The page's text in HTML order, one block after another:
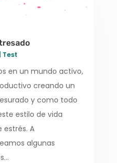
Test
en un mundo activo,
creando un
y como todo
estilo de vida
estrés. A
algunas